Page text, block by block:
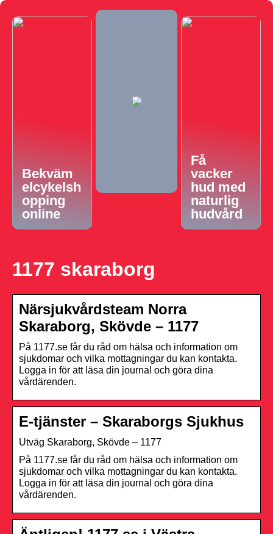
Bekväm
elcykelsh
opping
online
Få
vacker
hud med
naturlig
hudvård
1177 skaraborg
Närsjukvårdsteam Norra
Skaraborg, Skövde – 1177
På 1177.se får du råd om hälsa och information om
sjukdomar och vilka mottagningar du kan kontakta.
Logga in för att läsa din journal och göra dina
vårdärenden.
E-tjänster – Skaraborgs Sjukhus
Utväg Skaraborg, Skövde – 1177
På 1177.se får du råd om hälsa och information om
sjukdomar och vilka mottagningar du kan kontakta.
Logga in för att läsa din journal och göra dina
vårdärenden.